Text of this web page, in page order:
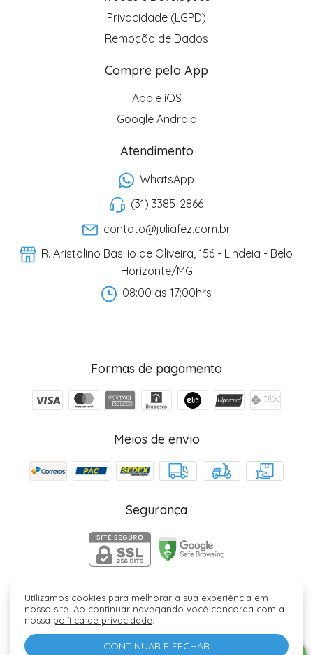
Utilizamos cookies para melhorar a sua experiência em
nosso site. Ao continuar navegando você concorda com a
nossa política de privacidade
CONTINUAR E FECHAR
Privacidade (LGPD)
Remoção de Dados
Compre pelo App
Apple iOS
Google Android
Atendimento
WhatsApp
(31) 3385-2866
contato@juliafez.com.br
R. Aristolino Basilio de Oliveira, 156 - Lindeia - Belo
Horizonte/MG
08:00 as 17:00hrs
Formas de pagamento
Meios de envio
Segurança
Júlia Fez Cosméticos - 40006329000184. Copyright ©
2026 - Todos os direitos reservados.